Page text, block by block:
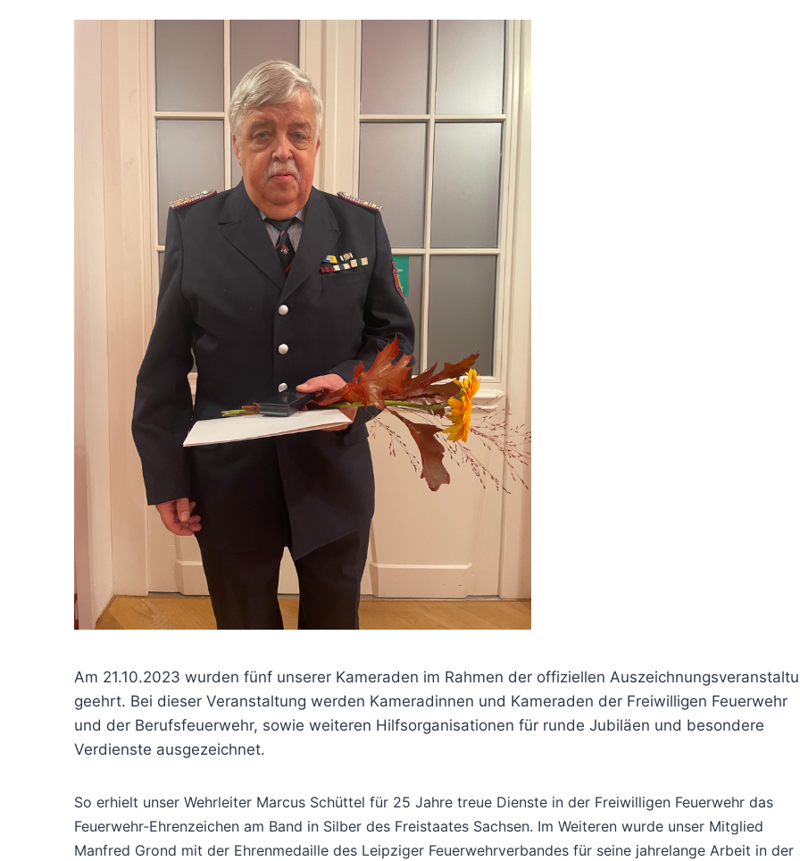
Am 21.10.2023 wurden fünf unserer Kameraden im Rahmen der offiziellen
geehrt. Bei dieser Veranstaltung werden Kameradinnen und Kameraden der Freiwilligen Feuerwehr
und der Berufsfeuerwehr, sowie weiteren Hilfsorganisationen für runde Jubiläen und besondere
Verdienste ausgezeichnet.
So erhielt unser Wehrleiter Marcus Schüttel für 25 Jahre treue Dienste in der Freiwilligen Feuerwehr das
Feuerwehr-Ehrenzeichen am Band in Silber des Freistaates Sachsen. Im Weiteren wurde unser Mitglied
Manfred Grond mit der Ehrenmedaille des Leipziger Feuerwehrverbandes für seine jahrelange Arbeit in der